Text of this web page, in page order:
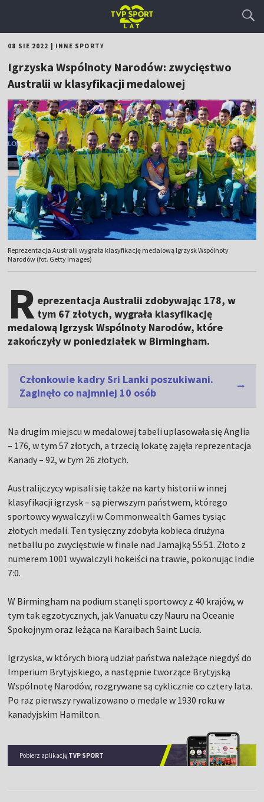
08 SIE 2022 INNE SPORTY
Igrzyska Wspólnoty Narodów: zwycięstwo
Australii w klasyfikacji medalowej
Reprezentacja Australii wygrała klasyfikację medalową Igrzysk Wspólnoty
Narodów (fot. Getty Images)
R eprezentacja Australii zdobywając 178, w
tym 67 złotych, wygrała klasyfikację
medalową Igrzysk Wspólnoty Narodów, które
zakończyły w poniedziałek w Birmingham.
Członkowie kadry Sri Lanki poszukiwani.
Zaginęło co najmniej 10 osób
Na drugim miejscu w medalowej tabeli uplasowała się Anglia
– 176, w tym 57 złotych, a trzecią lokatę zajęła reprezentacja
Kanady – 92, w tym 26 złotych.
Australijczycy wpisali się także na karty historii w innej
klasyfikacji igrzysk – są pierwszym państwem, którego
sportowcy wywalczyli w Commonwealth Games tysiąc
złotych medali. Ten tysięczny zdobyła kobieca drużyna
netballu po zwycięstwie w finale nad Jamajką 55:51. Złoto z
numerem 1001 wywalczyli hokeiści na trawie, pokonując Indie
7:0.
W Birmingham na podium stanęli sportowcy z 40 krajów, w
tym tak egzotycznych, jak Vanuatu czy Nauru na Oceanie
Spokojnym oraz leżąca na Karaibach Saint Lucia.
Igrzyska, w których biorą udział państwa należące niegdyś do
Imperium Brytyjskiego, a następnie tworzące Brytyjską
Wspólnotę Narodów, rozgrywane są cyklicznie co cztery lata.
Po raz pierwszy rywalizowano o medale w 1930 roku w
kanadyjskim Hamilton.
Pobierz aplikację TVP SPORT